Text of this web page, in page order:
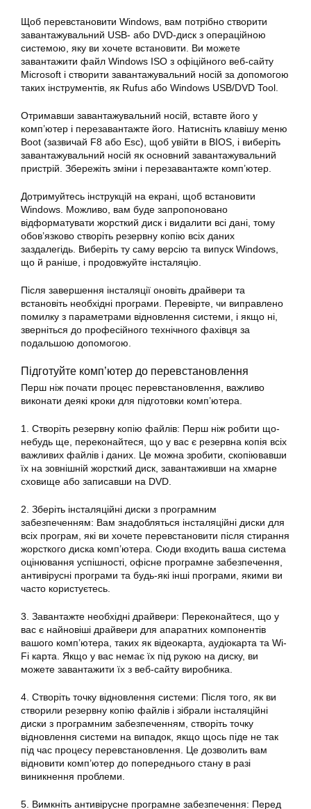
Щоб перевстановити Windows, вам потрібно створити
завантажувальний USB- або DVD-диск з операційною
системою, яку ви хочете встановити. Ви можете
завантажити файл Windows ISO з офіційного веб-сайту
Microsoft і створити завантажувальний носій за допомогою
таких інструментів, як Rufus або Windows USB/DVD Tool.
Отримавши завантажувальний носій, вставте його у
комп’ютер і перезавантажте його. Натисніть клавішу меню
Boot (зазвичай F8 або Esc), щоб увійти в BIOS, і виберіть
завантажувальний носій як основний завантажувальний
пристрій. Збережіть зміни і перезавантажте комп’ютер.
Дотримуйтесь інструкцій на екрані, щоб встановити
Windows. Можливо, вам буде запропоновано
відформатувати жорсткий диск і видалити всі дані, тому
обов’язково створіть резервну копію всіх даних
заздалегідь. Виберіть ту саму версію та випуск Windows,
що й раніше, і продовжуйте інсталяцію.
Після завершення інсталяції оновіть драйвери та
встановіть необхідні програми. Перевірте, чи виправлено
помилку з параметрами відновлення системи , і якщо ні,
зверніться до професійного технічного фахівця за
подальшою допомогою.
Підготуйте комп’ютер до перевстановлення
Перш ніж почати процес перевстановлення, важливо
виконати деякі кроки для підготовки комп’ютера.
1. Створіть резервну копію файлів: Перш ніж робити що-
небудь ще, переконайтеся, що у вас є резервна копія всіх
важливих файлів і даних. Це можна зробити, скопіювавши
їх на зовнішній жорсткий диск, завантаживши на хмарне
сховище або записавши на DVD.
2. Зберіть інсталяційні диски з програмним
забезпеченням: Вам знадобляться інсталяційні диски для
всіх програм, які ви хочете перевстановити після стирання
жорсткого диска комп’ютера. Сюди входить ваша система
оцінювання успішності, офісне програмне забезпечення,
антивірусні програми та будь-які інші програми, якими ви
часто користуєтесь.
3. Завантажте необхідні драйвери: Переконайтеся, що у
вас є найновіші драйвери для апаратних компонентів
вашого комп’ютера, таких як відеокарта, аудіокарта та Wi-
Fi карта. Якщо у вас немає їх під рукою на диску, ви
можете завантажити їх з веб-сайту виробника.
4. Створіть точку відновлення системи: Після того, як ви
створили резервну копію файлів і зібрали інсталяційні
диски з програмним забезпеченням, створіть точку
відновлення системи на випадок, якщо щось піде не так
під час процесу перевстановлення. Це дозволить вам
відновити комп’ютер до попереднього стану в разі
виникнення проблеми.
5. Вимкніть антивірусне програмне забезпечення: Перед